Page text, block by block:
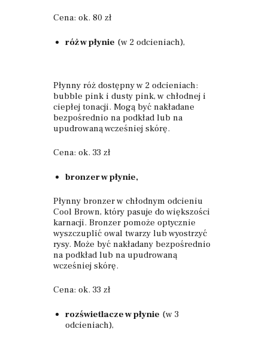
Cena: ok. 80 zł
róż w płynie (w 2 odcieniach),
Płynny róż dostępny w 2 odcieniach:
bubble pink i dusty pink, w chłodnej i
ciepłej tonacji. Mogą być nakładane
bezpośrednio na podkład lub na
upudrowaną wcześniej skórę.
Cena: ok. 33 zł
bronzer w płynie,
Płynny bronzer w chłodnym odcieniu
Cool Brown, który pasuje do większości
karnacji. Bronzer pomoże optycznie
wyszczuplić owal twarzy lub wyostrzyć
rysy. Może być nakładany bezpośrednio
na podkład lub na upudrowaną
wcześniej skórę.
Cena: ok. 33 zł
rozświetlacze w płynie (w 3
odcieniach),